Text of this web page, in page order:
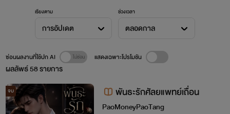
เรียงตาม
การอัปเดต
ช่วงเวลา
ตลอดกาล
ผลลัพธ์58รายการ
ซ่อนผลงานที่ใช้ปก AI แสดงเฉพาะโปรโมชัน
จบ พันธะรักศัลยแพทย์เถื่อน
PaoMoneyPaoTang